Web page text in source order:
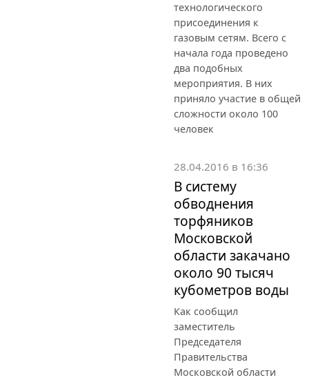
технологического
присоединения к
газовым сетям. Всего с
начала года проведено
два подобных
мероприятия. В них
приняло участие в общей
сложности около 100
человек
28.04.2016 в 16:36
В систему
обводнения
торфяников
Московской
области закачано
около 90 тысяч
кубометров воды
Как сообщил
заместитель
Председателя
Правительства
Московской области